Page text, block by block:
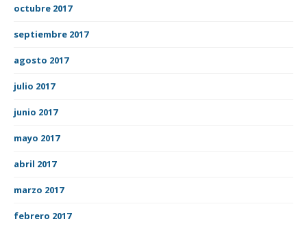
octubre 2017
septiembre 2017
agosto 2017
julio 2017
junio 2017
mayo 2017
abril 2017
marzo 2017
febrero 2017